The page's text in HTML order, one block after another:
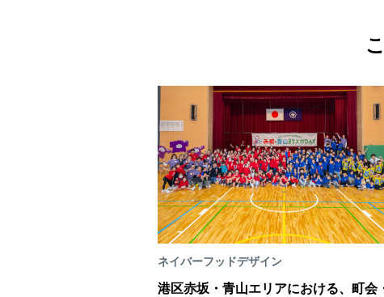
ネイバーフッドデザイン
港区赤坂・青山エリアにおける、町会